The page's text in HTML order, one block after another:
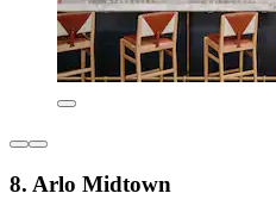
8. Arlo Midtown